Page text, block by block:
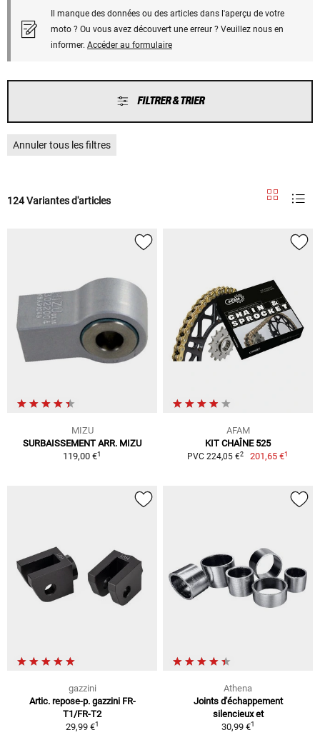
Il manque des données ou des articles dans l'aperçu de votre
moto ? Ou vous avez découvert une erreur ? Veuillez nous en
informer. Accéder au formulaire
FILTRER & TRIER
Annuler tous les filtres
124 Variantes d'articles
MIZU
SURBAISSEMENT ARR. MIZU
119,00 €1
AFAM
KIT CHAÎNE 525
PVC 224,05 €2 201,65 €1
gazzini
Artic. repose-p. gazzini FR-
T1/FR-T2
29,99 €1
Athena
Joints d'échappement
silencieux et
30,99 €1